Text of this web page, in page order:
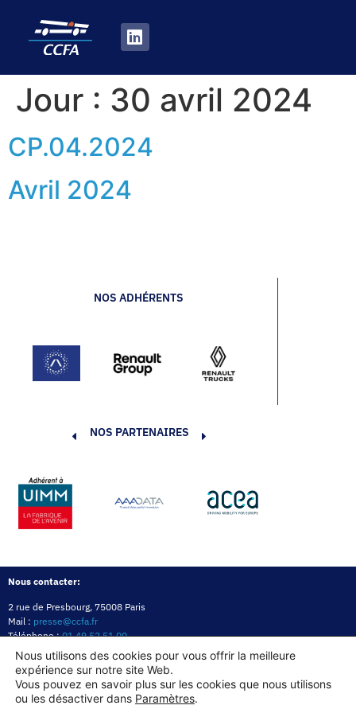
Jour : 30 avril 2024
CP.04.2024
Avril 2024
NOS ADHÉRENTS
NOS PARTENAIRES
Nous contacter:
2 rue de Presbourg, 75008 Paris
Mail : presse@ccfa.fr
Téléphone :01 49 52 51 00
Réseau :
LinkedIn
Politique de confidentialitéMentions légalesPolitique des cookies
Nous utilisons des cookies pour vous offrir la meilleure
expérience sur notre site Web.
Vous pouvez en savoir plus sur les cookies que nous utilisons
ou les désactiver dans Paramètres.